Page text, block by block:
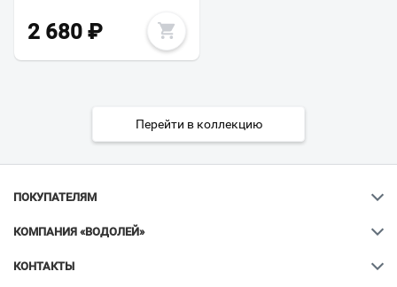
2 680 ₽
Перейти в коллекцию
ПОКУПАТЕЛЯМ
КОМПАНИЯ «ВОДОЛЕЙ»
КОНТАКТЫ